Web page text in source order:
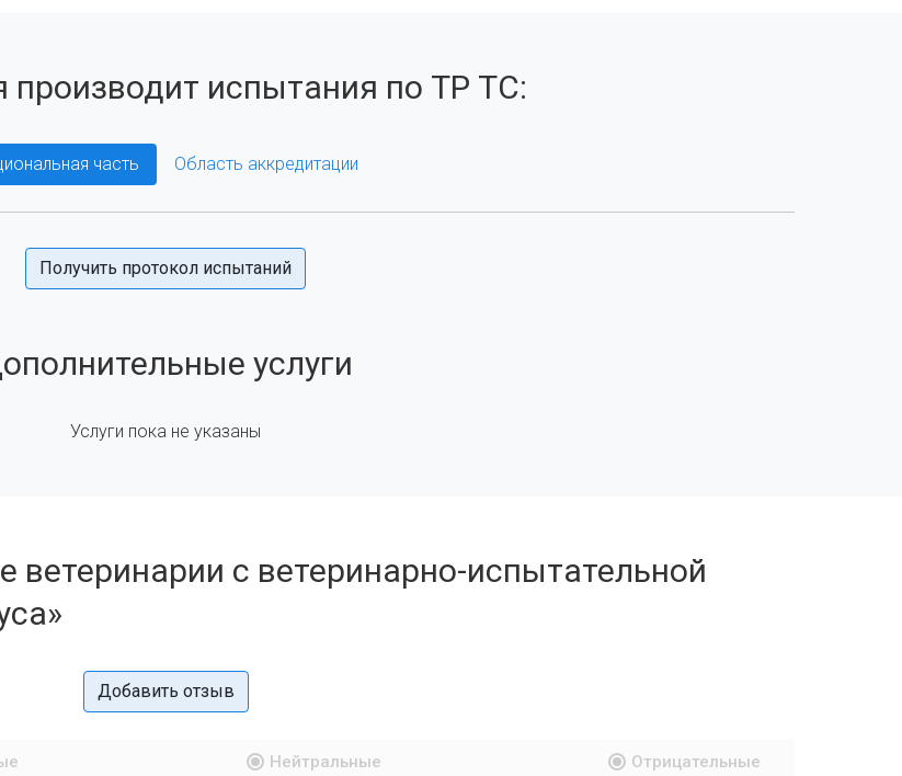
производит испытания по ТР ТС:
часть Область аккредитации
Получить протокол испытаний
услуги
Услуги пока не указаны
с ветеринарно-испытательной
Добавить отзыв
Нейтральные Отрицательные